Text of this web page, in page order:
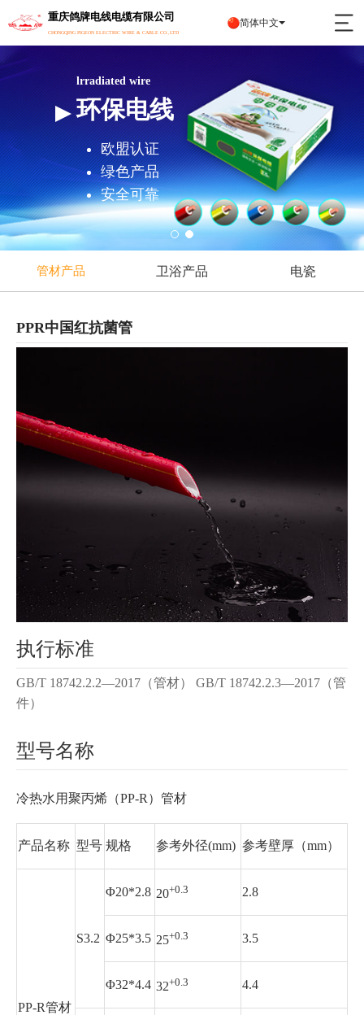
重庆鸽牌电线电缆有限公司
CHONGQING PIGEON ELECTRIC WIRE & CABLE CO.,LTD
简体中文
环保电线
lrradiated wire
欧盟认证
绿色产品
安全可靠
管材产品 卫浴产品 电瓷
PPR中国红抗菌管
执行标准
GB/T 18742.2.2—2017（管材） GB/T 18742.2.3—2017（管
件）
型号名称
冷热水用聚丙烯（PP-R）管材
产品名称 型号 规格 参考外径(mm) 参考壁厚（mm）
PP-R管材
S3.2
Φ20*2.8 20+0.3 2.8
Φ25*3.5 25+0.3 3.5
Φ32*4.4 32+0.3 4.4